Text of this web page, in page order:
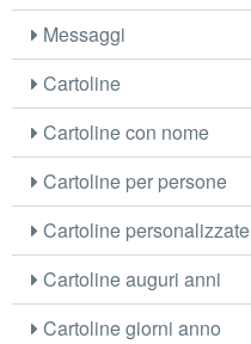
Messaggi
Cartoline
Cartoline con nome
Cartoline per persone
Cartoline personalizzate
Cartoline auguri anni
Cartoline giorni anno